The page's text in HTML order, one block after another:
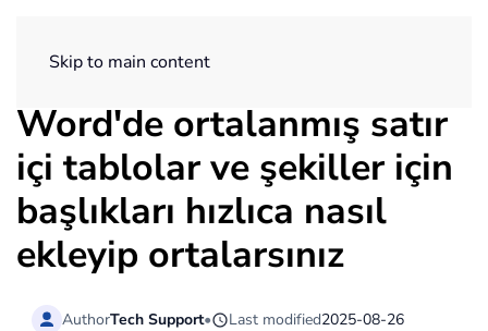
Skip to main content
Word'de ortalanmış satır
içi tablolar ve şekiller için
başlıkları hızlıca nasıl
ekleyip ortalarsınız
AuthorTech Support• Last modified2025-08-26